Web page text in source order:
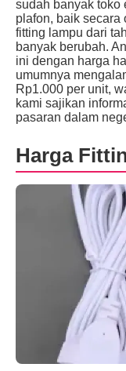
sudah banyak toko
plafon, baik secara
fitting lampu dari
banyak berubah.
ini dengan harga
umumnya
Rp1.000 per unit,
kami sajikan
pasaran dalam
Harga